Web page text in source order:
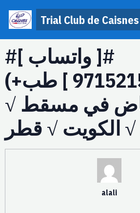
Trial Club de Caisnes
#[ واتساب ]#
(+971521553488 ] طب
في مسقط √
alali